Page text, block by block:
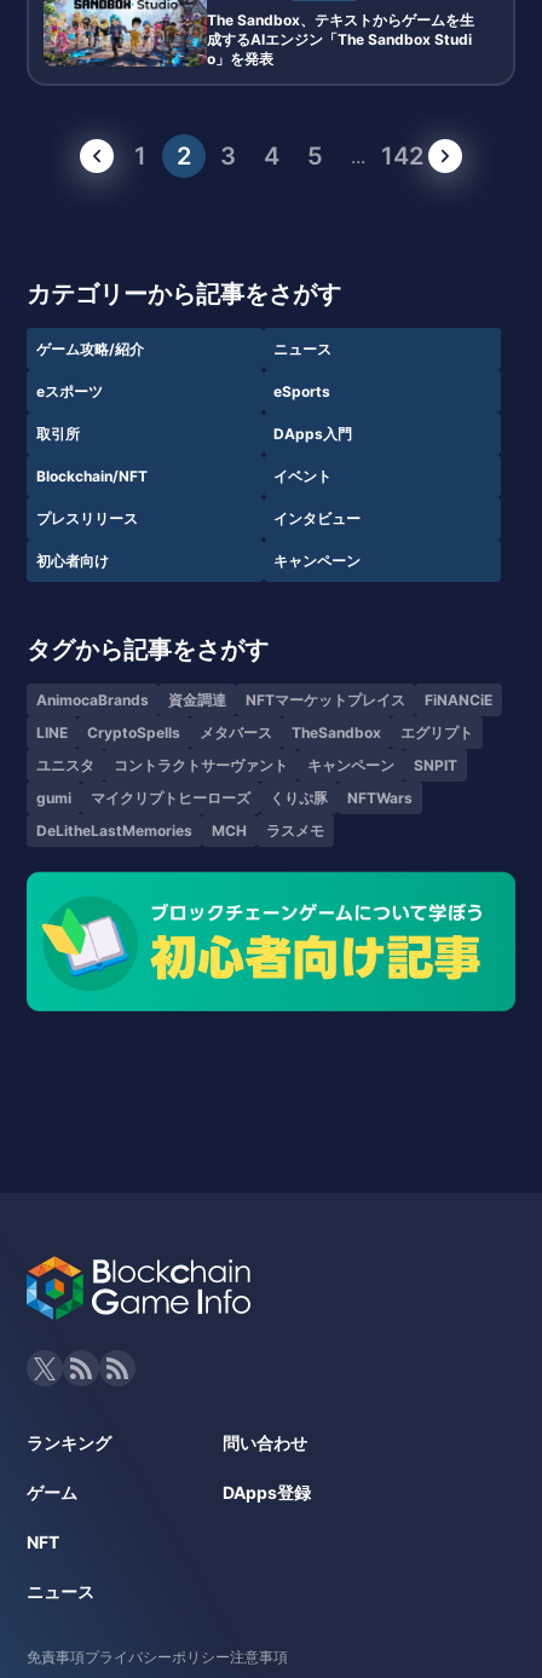
The Sandbox、テキストからゲームを生
成するAIエンジン「The Sandbox Studi
o」を発表
1 2 3 4 5 ... 142
カテゴリーから記事をさがす
ゲーム攻略/紹介 ニュース
eスポーツ eSports
取引所 DApps入門
Blockchain/NFT イベント
プレスリリース インタビュー
初心者向け キャンペーン
タグから記事をさがす
AnimocaBrands 資金調達 NFTマーケットプレイス
FiNANCiE
LINE
CryptoSpells メタバース TheSandbox
エグリプト
ユニスタ
コントラクトサーヴァント キャンペーン
SNPIT
gumi
マイクリプトヒーローズ くりぷ豚
NFTWars
DeLitheLastMemories
MCH ラスメモ
ランキング
ゲーム
NFT
ニュース
問い合わせ
DApps登録
免責事項プライバシーポリシー注意事項